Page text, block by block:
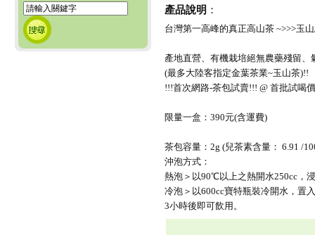
產品說明 ：
台灣第一高峰的真正高山茶 ~>>>玉
產地直營、有機栽培絕無農藥殘留、
(最多大陸客指定金葉茶業~玉山茶)!!
!!!首次網路-茶包試賣!!! @ 首批試喝
限量一盒：390元(含運費)
茶包容量：2g (兒茶素含量： 6.91 /
沖泡方式：
熱泡＞以90℃以上之熱開水250cc，
冷泡＞以600cc寶特瓶裝冷開水，置
3小時後即可飲用。